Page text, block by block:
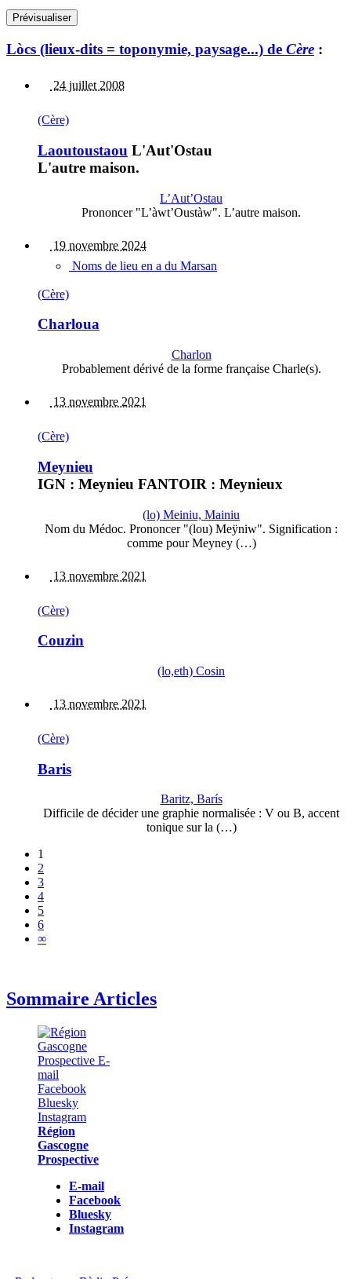
Lòcs (lieux-dits = toponymie, paysage...) de Cère :
24 juillet 2008
(Cère)
Laoutoustaou L'Aut'Ostau
L'autre maison.
L’Aut’Ostau
Prononcer "L’àwt’Oustàw". L’autre maison.
19 novembre 2024
Noms de lieu en a du Marsan
(Cère)
Charloua
Charlon
Probablement dérivé de la forme française Charle(s).
13 novembre 2021
(Cère)
Meynieu
IGN : Meynieu FANTOIR : Meynieux
(lo) Meiniu, Mainiu
Nom du Médoc. Prononcer "(lou) Meÿniw". Signification :
comme pour Meyney (…)
13 novembre 2021
(Cère)
Couzin
(lo,eth) Cosin
13 novembre 2021
(Cère)
Baris
Baritz, Barís
Difficile de décider une graphie normalisée : V ou B, accent
tonique sur la (…)
1
2
3
4
5
6
∞
Sommaire Articles
Région
Gascogne
Prospective
E-mail
Facebook
Bluesky
Instagram